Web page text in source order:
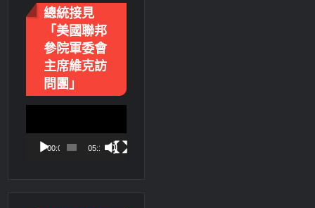
總統接見
「美國聯邦
參院軍委會
主席維克訪
問團」
00:00 05:18